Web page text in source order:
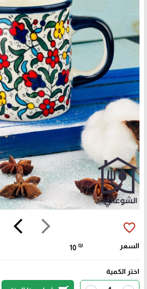
arrow_forward_ios
arrow_back_ios favorite_border
السعر 10 ₪
اختر الكمية